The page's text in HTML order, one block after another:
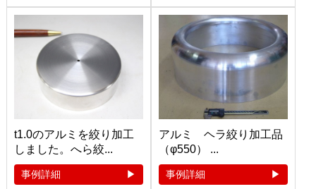
t1.0のアルミを絞り加工
しました。へら絞...
事例詳細
アルミ ヘラ絞り加工品
（φ550） ...
事例詳細